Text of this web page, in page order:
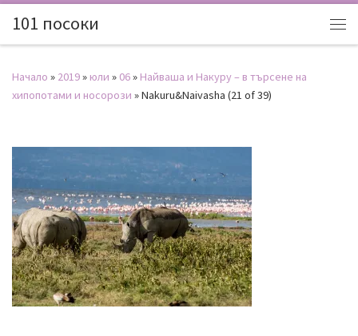
101 посоки
Начало » 2019» юли » 06» Найваша и Накуру – в търсене на
хипопотами и носорози »Nakuru&Naivasha (21 of 39)